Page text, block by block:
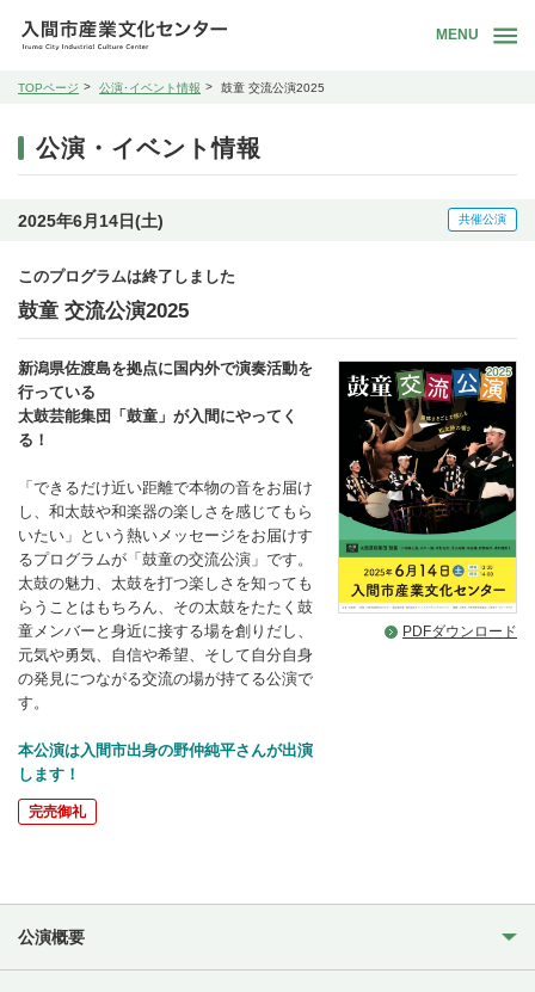
MENU
TOPページ 公演･イベント情報 鼓童 交流公演2025
公演・イベント情報
2025年6月14日(土) 共催公演
このプログラムは終了しました
鼓童 交流公演2025
新潟県佐渡島を拠点に国内外で演奏活動を
行っている
太鼓芸能集団「鼓童」が入間にやってく
る！
「できるだけ近い距離で本物の音をお届け
し、和太鼓や和楽器の楽しさを感じてもら
いたい」という熱いメッセージをお届けす
るプログラムが「鼓童の交流公演」です。
太鼓の魅力、太鼓を打つ楽しさを知っても
らうことはもちろん、その太鼓をたたく鼓
童メンバーと身近に接する場を創りだし、
元気や勇気、自信や希望、そして自分自身
の発見につながる交流の場が持てる公演で
す。
本公演は入間市出身の野仲純平さんが出演
します！
完売御礼
PDFダウンロード
公演概要